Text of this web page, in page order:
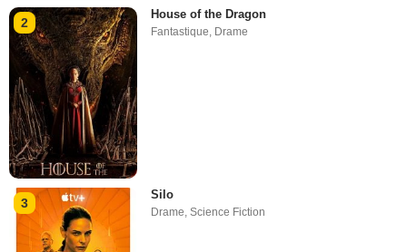
2
House of the Dragon
Fantastique, Drame
3
Silo
Drame ,Science Fiction